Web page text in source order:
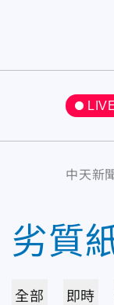
中天新
劣質
全部 即時